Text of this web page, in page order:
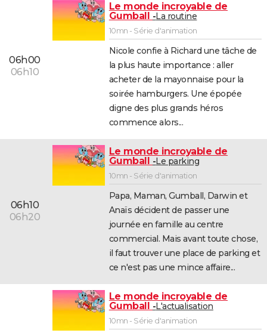
06h00
06h10
Le monde incroyable de
Gumball
La routine
10mn - Série d'animation
Nicole confie à Richard une tâche de
la plus haute importance : aller
acheter de la mayonnaise pour la
soirée hamburgers. Une épopée
digne des plus grands héros
commence alors...
06h10
06h20
Le monde incroyable de
Gumball
Le parking
10mn - Série d'animation
Papa, Maman, Gumball, Darwin et
Anaïs décident de passer une
journée en famille au centre
commercial. Mais avant toute chose,
il faut trouver une place de parking et
ce n'est pas une mince affaire...
Le monde incroyable de
Gumball
L'actualisation
10mn - Série d'animation